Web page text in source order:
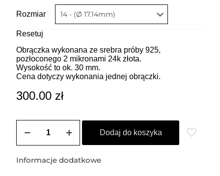
Rozmiar
Resetuj
Obrączka wykonana ze srebra próby 925,
pozłoconego 2 mikronami 24k złota.
Wysokość to ok. 30 mm.
Cena dotyczy wykonania jednej obrączki.
300.00 zł
Potrójna
Dodaj do koszyka
Informacje dodatkowe